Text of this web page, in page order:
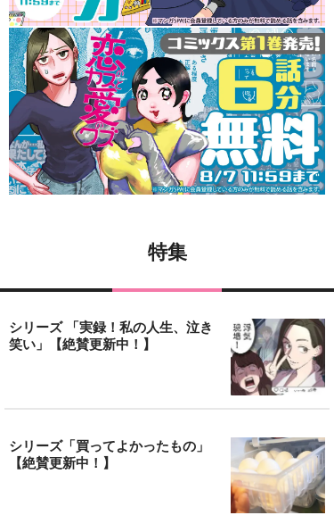
特集
シリーズ 「実録！私の人生、泣き
笑い」【絶賛更新中！】
シリーズ「買ってよかったもの」
【絶賛更新中！】